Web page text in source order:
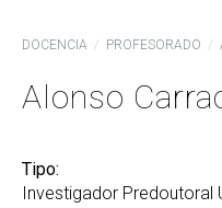
DOCENCIA PROFESORADO
Alonso
Tipo:
Investigador Predoutoral